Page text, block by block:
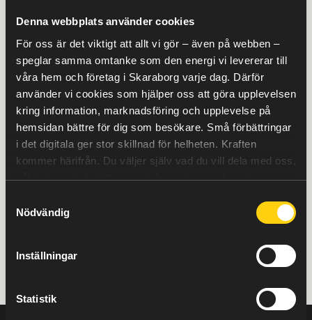
Denna webbplats använder cookies
För oss är det viktigt att allt vi gör – även på webben –
speglar samma omtanke som den energi vi levererar till
våra hem och företag i Skaraborg varje dag. Därför
använder vi cookies som hjälper oss att göra upplevelsen
kring information, marknadsföring och upplevelse på
hemsidan bättre för dig som besökare. Små förbättringar
i det digitala ger stor skillnad för helheten. Kraften
kommer härifrån.
Du väljer själv vad du vill dela med oss,
såklart – och du hittar mer information om hur vi
Nödvändig
Inställningar
Statistik
till.
Orolig för vad elen kostar i vinter? → Vintersäkra
ditt elpris